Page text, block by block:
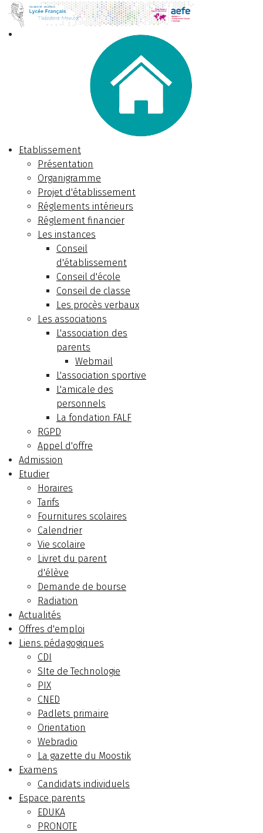
Etablissement
Présentation
Organigramme
Projet d'établissement
Réglements intérieurs
Réglement financier
Les instances
Conseil
d'établissement
Conseil d'école
Conseil de classe
Les procès verbaux
Les associations
L'association des
parents
Webmail
L'association sportive
L'amicale des
personnels
La fondation FALF
RGPD
Appel d'offre
Admission
Etudier
Horaires
Tarifs
Fournitures scolaires
Calendrier
Vie scolaire
Livret du parent
d'élève
Demande de bourse
Radiation
Actualités
Offres d'emploi
Liens pédagogiques
CDI
SIte de Technologie
PIX
CNED
Padlets primaire
Orientation
Webradio
La gazette du Moostik
Examens
Candidats individuels
Espace parents
EDUKA
PRONOTE